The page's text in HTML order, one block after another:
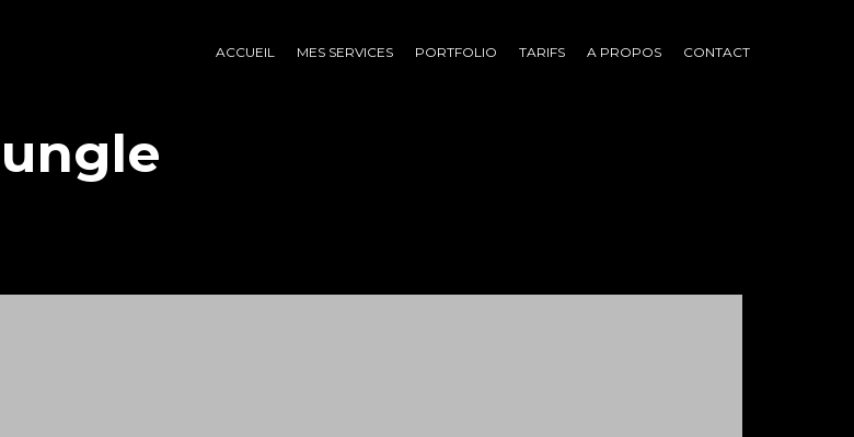
ACCUEIL MES SERVICES PORTFOLIO TARIFS A PROPOS CONTACT